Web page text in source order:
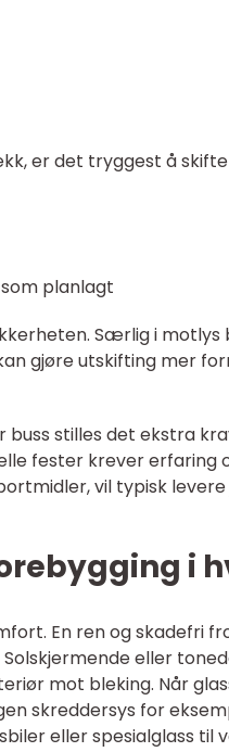
er det tryggest å
planlagt
Særlig i motlys
gjøre utskifting mer
stilles det ekstra
fester krever erfaring
vil typisk
i
En ren og skadefri
eller
mot bleking. Når
skreddersys for
eller spesialglass til